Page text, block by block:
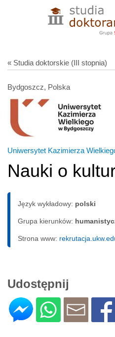
« Studia doktorskie (III stopnia)
Bydgoszcz, Polska
Uniwersytet Kazimierza
Nauki o
Język wykładowy: polski
Grupa kierunków:
Strona www:
Udostępnij